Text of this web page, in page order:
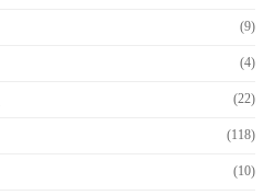
(9)
(4)
(22)
(118)
(10)